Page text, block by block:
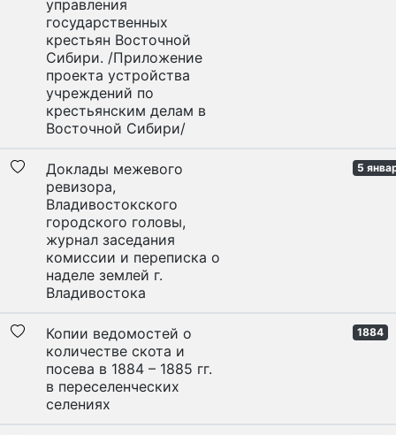
управления
государственных
крестьян Восточной
Сибири. /Приложение
проекта устройства
учреждений по
крестьянским делам в
Восточной Сибири/
Доклады межевого
ревизора,
Владивостокского
городского головы,
журнал заседания
комиссии и переписка о
наделе землей г.
Владивостока
5
Копии ведомостей о
количестве скота и
посева в 1884 – 1885 гг.
в переселенческих
селениях
1884